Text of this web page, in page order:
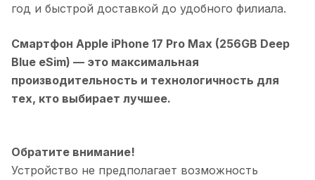
год и быстрой доставкой до удобного филиала.
Смартфон Apple iPhone 17 Pro Max (256GB Deep
Blue eSim) — это максимальная
производительность и технологичность для
тех, кто выбирает лучшее.
Обратите внимание!
Устройство не предполагает возможность